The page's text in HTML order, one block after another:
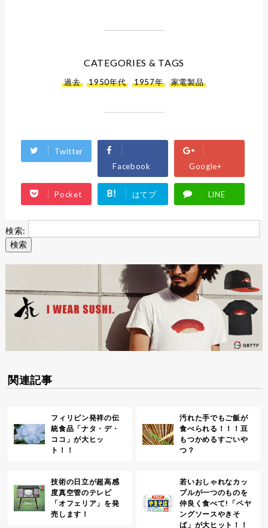
CATEGORIES & TAGS
過去,1950年代 , 1957年 , 家電製品
Twitter
Facebook
Google+
Pocket B! はてブ LINE
検索:
関連記事
フィリピン発祥の伝
統食品「ナタ・デ・
ココ」が大ヒッ
ト！！
汚れた手でもご飯が
食べられる！！！豆
もつかめるすごいや
つ？
技術の日立が超高感
度真空管のテレビ
「オフェリア」を発
売します！
若いおしゃれなカッ
プルが一つのものを
仲良く食べて!「ペヤ
ングソースやきそ
ば」が大ヒット！！